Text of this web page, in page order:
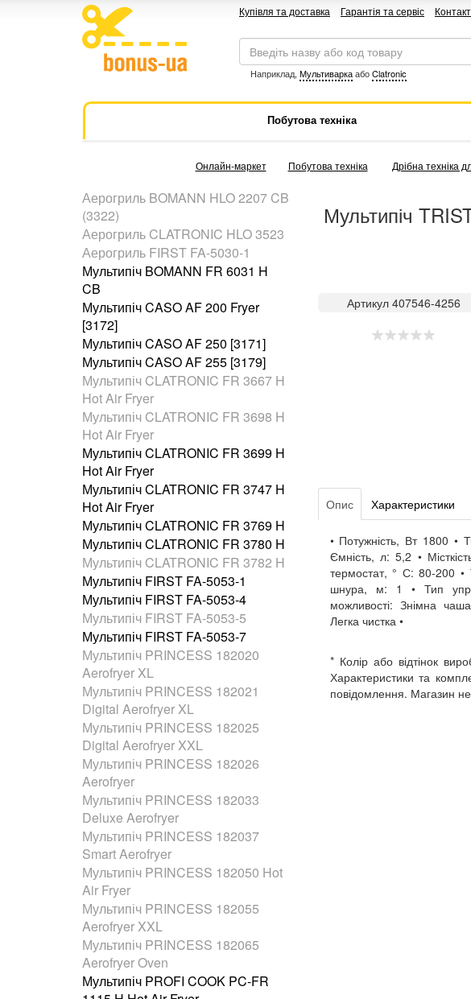
Купівля та доставка Гарантія та сервіс
Наприклад, МультиваркаабоClatronic
Побутова техніка
Онлайн-маркет Побутова техніка Дрібна техніка
Аерогриль BOMANN HLO 2207 CB
(3322)
Аерогриль CLATRONIC HLO 3523
Аерогриль FIRST FA-5030-1
Мультипіч BOMANN FR 6031 H
CB
Мультипіч CASO AF 200 Fryer
[3172]
Мультипіч CASO AF 250 [3171]
Мультипіч CASO AF 255 [3179]
Мультипіч CLATRONIC FR 3667 H
Hot Air Fryer
Мультипіч CLATRONIC FR 3698 H
Hot Air Fryer
Мультипіч CLATRONIC FR 3699 H
Hot Air Fryer
Мультипіч CLATRONIC FR 3747 H
Hot Air Fryer
Мультипіч CLATRONIC FR 3769 H
Мультипіч CLATRONIC FR 3780 H
Мультипіч CLATRONIC FR 3782 H
Мультипіч FIRST FA-5053-1
Мультипіч FIRST FA-5053-4
Мультипіч FIRST FA-5053-5
Мультипіч FIRST FA-5053-7
Мультипіч PRINCESS 182020
Aerofryer XL
Мультипіч PRINCESS 182021
Digital Aerofryer XL
Мультипіч PRINCESS 182025
Digital Aerofryer XXL
Мультипіч PRINCESS 182026
Aerofryer
Мультипіч PRINCESS 182033
Deluxe Aerofryer
Мультипіч PRINCESS 182037
Smart Aerofryer
Мультипіч PRINCESS 182050 Hot
Air Fryer
Мультипіч PRINCESS 182055
Aerofryer XXL
Мультипіч PRINCESS 182065
Aerofryer Oven
Мультипіч PROFI COOK PC-FR
Мультипіч
Артикул 407546-4256
Опис Характеристики
• Потужність, Вт 1800 •
Ємність, л: 5,2 •
термостат, ° С: 80-200
шнура, м: 1 • Тип
можливості: Знімна
Легка чистка •
* Колір або відтінок
Характеристики та
повідомлення. Магазин не